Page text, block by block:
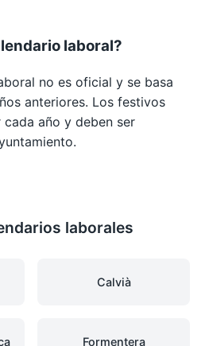
laboral?
no es oficial y se basa
anteriores. Los festivos
año y deben ser
laborales
Calvià
Formentera